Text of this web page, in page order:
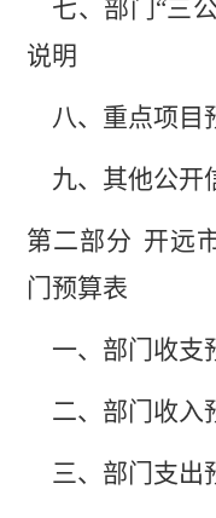
七、部门“三
说明
八、重点项目
九、其他公开
第二部分 开远
门预算表
一、 部门收支
二、部门收入
三、部门支出